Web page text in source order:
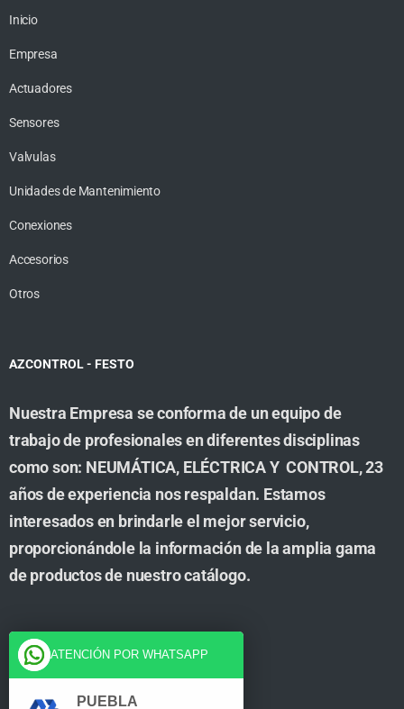
Inicio
Empresa
Actuadores
Sensores
Valvulas
Unidades de Mantenimiento
Conexiones
Accesorios
Otros
AZCONTROL - FESTO
Nuestra Empresa se conforma de un equipo de
trabajo de profesionales en diferentes disciplinas
como son: NEUMÁTICA, ELÉCTRICA Y CONTROL, 23
años de experiencia nos respaldan. Estamos
interesados en brindarle el mejor servicio,
proporcionándole la información de la amplia gama
de productos de nuestro catálogo.
Cuenta
Tienda
ATENCIÓN POR WHATSAPP
PUEBLA